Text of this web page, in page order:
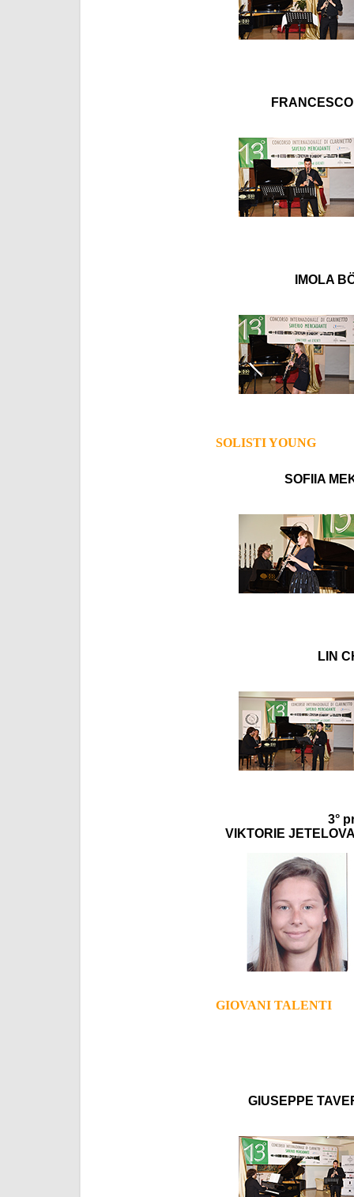
IMOLA
SOLISTI YOUNG
SOFIIA
LIN
3°
VIKTORIE
GIOVANI TALENTI
GIUSEPPE